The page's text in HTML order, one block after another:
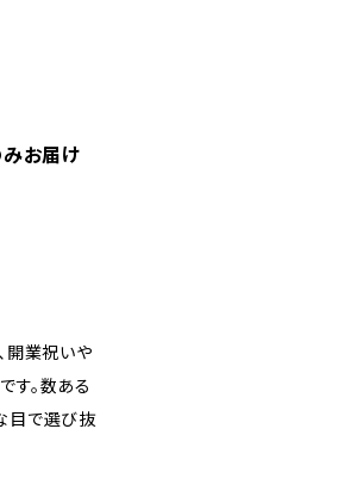
お届け
開業祝いや
す。数ある
目で選び抜